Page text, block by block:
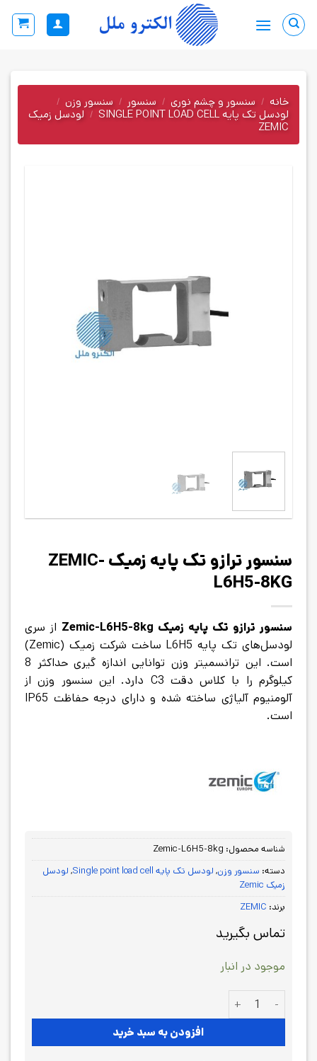
خانه / سنسور و چشم نوری / سنسور / سنسور وزن /
لودسل تک پایه SINGLE POINT LOAD CELL
/ لودسل زمیک
ZEMIC
سنسور ترازو تک پایه زمیک ZEMIC-
L6H5-8KG
سنسور ترازو تک پایه زمیک Zemic-L6H5-8kg
از سری
لودسل‌های تک پایه L6H5 ساخت شرکت زمیک (Zemic)
است. این ترانسمیتر وزن توانایی اندازه گیری حداکثر 8
کیلوگرم را با کلاس دقت C3 دارد. این سنسور وزن از
آلومنیوم آلیاژی ساخته شده و دارای درجه حفاظت IP65
است.
شناسه محصول: Zemic-L6H5-8kg
دسته: سنسور وزن, لودسل تک پایه Single point load cell , لودسل
زمیک Zemic
برند: ZEMIC
تماس بگیرید
موجود در انبار
سنسور ترازو تک پایه زمیک Zemic-L6H5-8kg عدد
افزودن به سبد خرید